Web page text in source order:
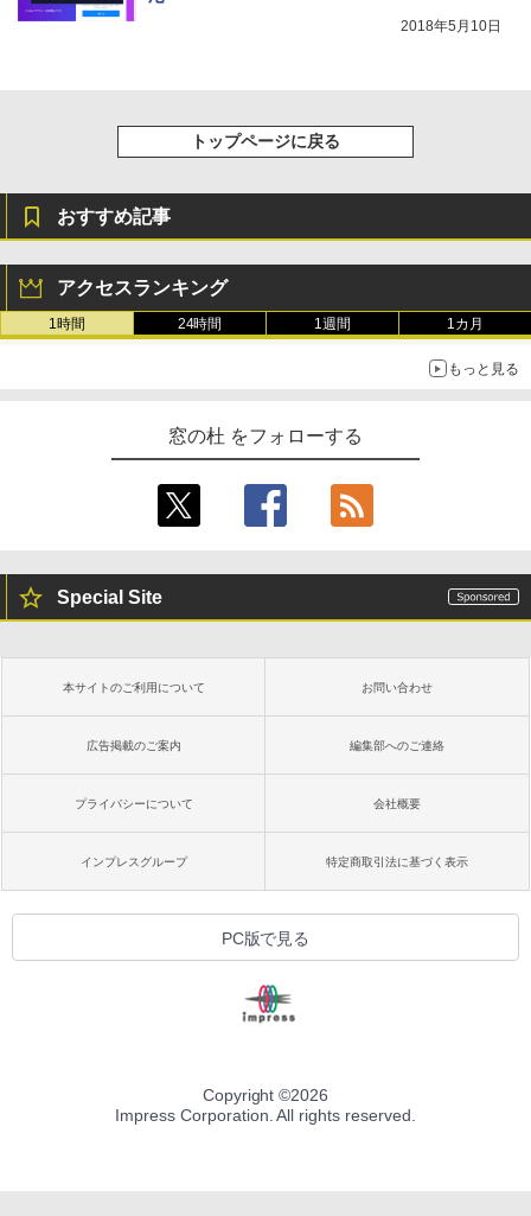
2018年5月10日
トップページに戻る
おすすめ記事
アクセスランキング
1時間 24時間 1週間 1カ月
もっと見る
窓の杜 をフォローする
Special Site
本サイトのご利用について お問い合わせ
広告掲載のご案内 編集部へのご連絡
プライバシーについて 会社概要
インプレスグループ 特定商取引法に基づく表示
PC版で見る
Copyright ©2026
Impress Corporation. All rights reserved.